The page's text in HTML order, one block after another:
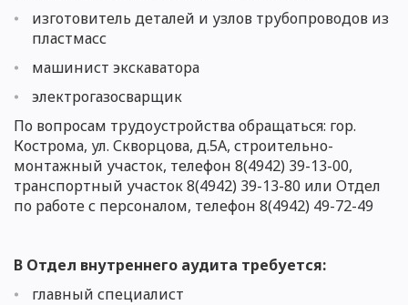
изготовитель деталей и узлов трубопроводов из
пластмасс
машинист экскаватора
электрогазосварщик
По вопросам трудоустройства обращаться: гор.
Кострома, ул. Скворцова, д.5А, строительно-
монтажный участок, телефон 8(4942) 39-13-00,
транспортный участок 8(4942) 39-13-80 или Отдел
по работе с персоналом, телефон 8(4942) 49-72-49
В Отдел внутреннего аудита требуется:
главный специалист